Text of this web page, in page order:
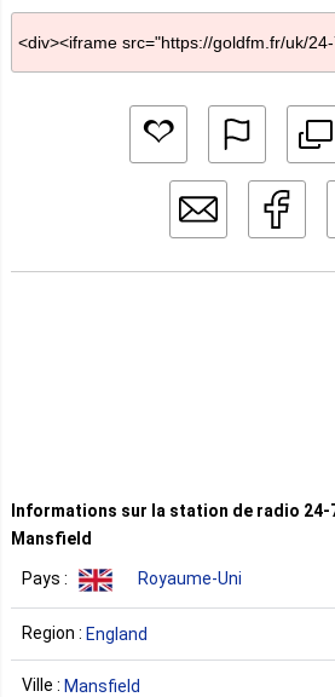
Informations sur la station de radio 24-
Mansfield
Pays : Royaume-Uni
Region : England
Ville : Mansfield